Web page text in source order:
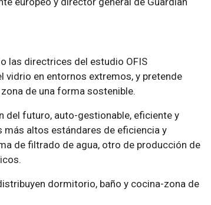
las directrices del estudio OFIS
en entornos extremos, y pretende
de una forma sostenible.
del futuro, auto-gestionable, eficiente y
más altos estándares de eficiencia y
de filtrado de agua, otro de producción de
dormitorio, baño y cocina-zona de